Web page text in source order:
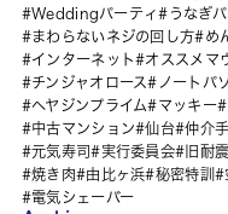
Weddingパーティ
うなぎ
まわらないネジの回し方
め
インターネット
オススメマ
チンジャオロース
ノートパ
ヘヤジンプライム
マッキー
中古マンション
仙台 仲介
元気寿司
実行委員会 旧耐
焼き肉
由比ヶ浜 秘密特訓
電気シェーバー